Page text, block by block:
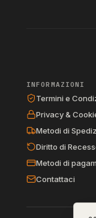
INFORMAZIONI
Termini e
Privacy &
Metodi di
Diritto di
Metodi di
Contattaci